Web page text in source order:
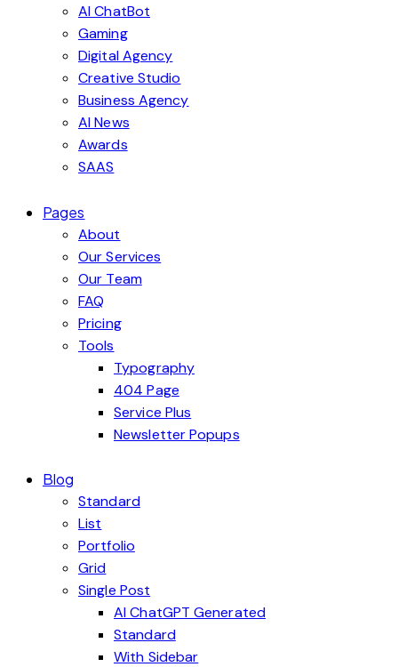
AI ChatBot
Gaming
Digital Agency
Creative Studio
Business Agency
AI News
Awards
SAAS
Pages
About
Our Services
Our Team
FAQ
Pricing
Tools
Typography
404 Page
Service Plus
Newsletter Popups
Blog
Standard
List
Portfolio
Grid
Single Post
AI ChatGPT Generated
Standard
With Sidebar